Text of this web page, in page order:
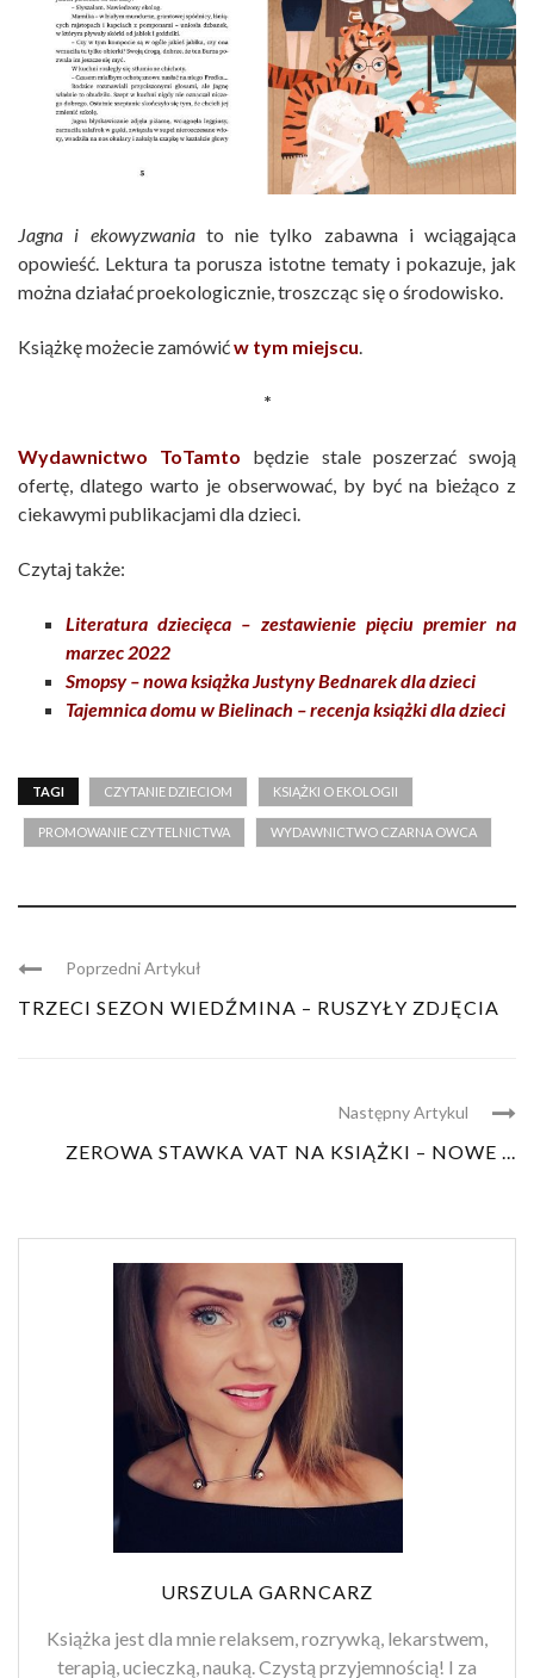
Jagna i ekowyzwaniato nie tylko zabawna i wciągająca
opowieść. Lektura ta porusza istotne tematy i pokazuje, jak
można działać proekologicznie, troszcząc się o środowisko.
Książkę możecie zamówićw tym miejscu
*
Wydawnictwo ToTamto będzie stale poszerzać swoją
ofertę, dlatego warto je obserwować, by być na bieżąco z
ciekawymi publikacjami dla dzieci.
Czytaj także:
Literatura dziecięca – zestawienie pięciu premier na
marzec 2022
Smopsy – nowa książka Justyny Bednarek dla dzieci
Tajemnica domu w Bielinach – recenja książki dla dzieci
TAGI CZYTANIE DZIECIOM KSIĄŻKI O EKOLOGII
PROMOWANIE CZYTELNICTWA WYDAWNICTWO CZARNA OWCA
Poprzedni Artykuł
TRZECI SEZON WIEDŹMINA – RUSZYŁY ZDJĘCIA
Następny Artykul
ZEROWA STAWKA VAT NA KSIĄŻKI – NOWE ...
URSZULA GARNCARZ
Książka jest dla mnie relaksem, rozrywką, lekarstwem,
terapią, ucieczką, nauką. Czystą przyjemnością! I za